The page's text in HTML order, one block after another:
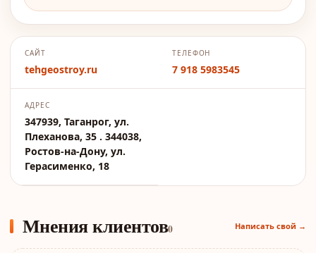
САЙТ
tehgeostroy.ru
ТЕЛЕФОН
7 918 5983545
АДРЕС
347939, Таганрог, ул.
Плеханова, 35 . 344038,
Ростов-на-Дону, ул.
Герасименко, 18
Мнения клиентов0 Написать свой →